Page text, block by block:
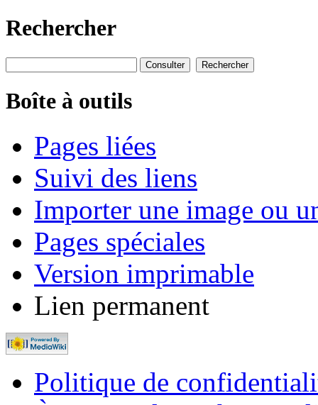
Rechercher
Boîte à outils
Pages liées
Suivi des liens
Importer une image ou
Pages spéciales
Version imprimable
Lien permanent
Politique de